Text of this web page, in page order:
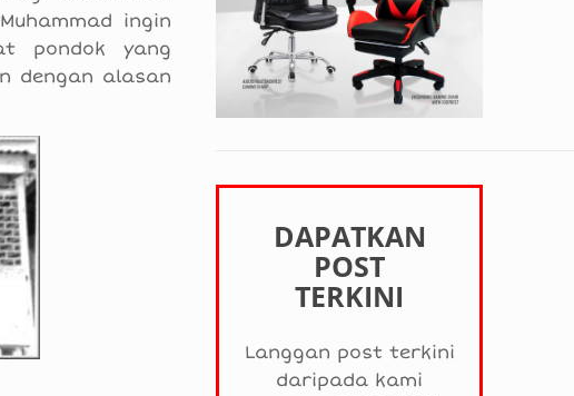
ingin
pondok yang
dengan alasan
DAPATKAN
POST
TERKINI
Langgan post terkini
daripada kami